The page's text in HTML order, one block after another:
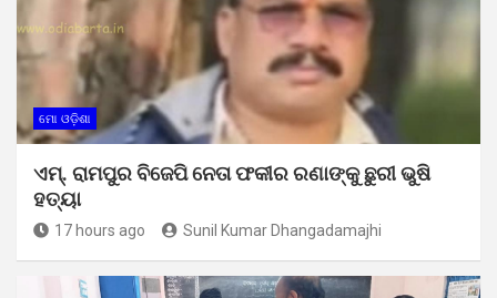
ମୋ ଓଡ଼ିଶା
ଏମ୍. ରାମପୁର ବିଜେପି ନେତା ଫକୀର ରଣାଙ୍କୁ ଛୁରୀ ଭୁଷି
ହତ୍ୟା
17 hours ago Sunil Kumar Dhangadamajhi